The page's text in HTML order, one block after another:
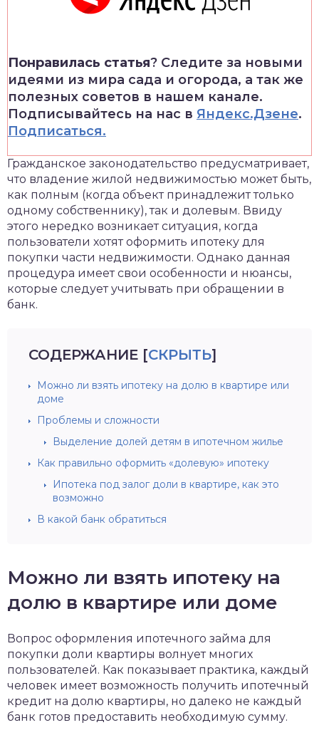
Понравилась статья? Следите за новыми
идеями из мира сада и огорода, а так же
полезных советов в нашем канале.
Подписывайтесь на нас в Яндекс.Дзене.
Подписаться.
Гражданское законодательство предусматривает,
что владение жилой недвижимостью может быть,
как полным (когда объект принадлежит только
одному собственнику), так и долевым. Ввиду
этого нередко возникает ситуация, когда
пользователи хотят оформить ипотеку для
покупки части недвижимости. Однако данная
процедура имеет свои особенности и нюансы,
которые следует учитывать при обращении в
банк.
СОДЕРЖАНИЕ [СКРЫТЬ]
Можно ли взять ипотеку на долю в квартире или
доме
Проблемы и сложности
Выделение долей детям в ипотечном жилье
Как правильно оформить «долевую» ипотеку
Ипотека под залог доли в квартире, как это
возможно
В какой банк обратиться
Можно ли взять ипотеку на
долю в квартире или доме
Вопрос оформления ипотечного займа для
покупки доли квартиры волнует многих
пользователей. Как показывает практика, каждый
человек имеет возможность получить ипотечный
кредит на долю квартиры, но далеко не каждый
банк готов предоставить необходимую сумму.